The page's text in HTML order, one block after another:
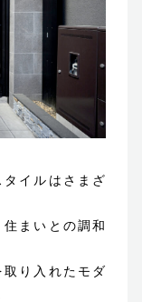
Reserved.
and
apply.
タイルはさまざ
まいとの調和
り入れたモダ